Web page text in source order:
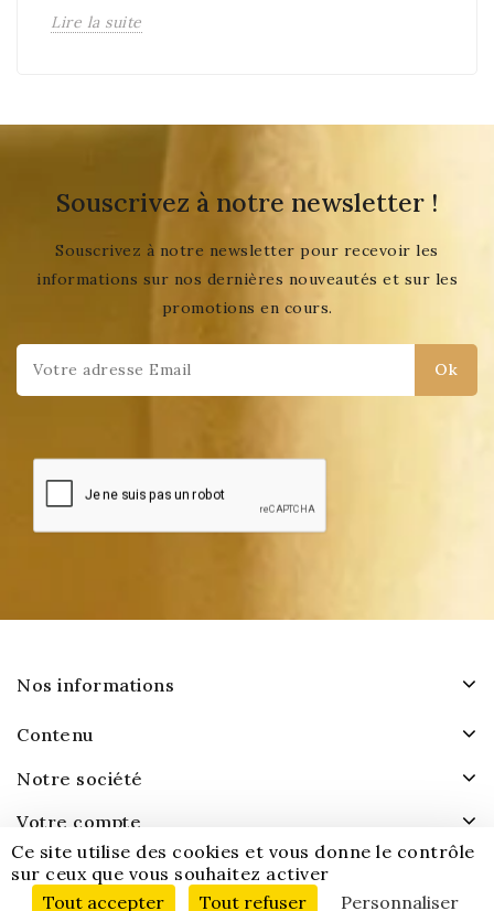
Lire la suite
Souscrivez à notre newsletter !
Souscrivez à notre newsletter pour recevoir les
informations sur nos dernières nouveautés et sur les
promotions en cours.
Nos informations
Contenu
Notre société
Votre compte
Ce site utilise des cookies et vous donne le contrôle
sur ceux que vous souhaitez activer
Tout accepter
Tout refuser Personnaliser